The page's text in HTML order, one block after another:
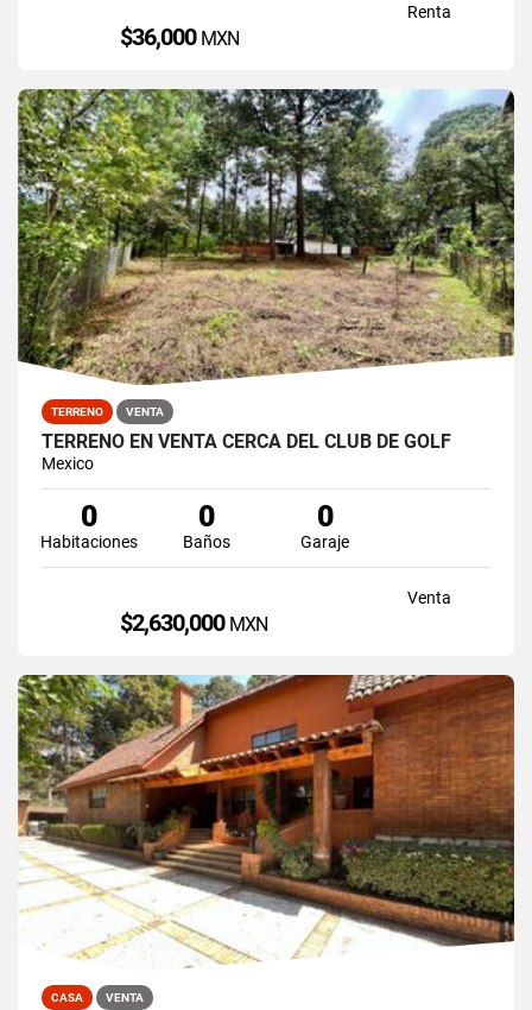
Renta
$36,000 MXN
TERRENO VENTA
TERRENO EN VENTA CERCA DEL CLUB DE GOLF
Mexico
0
Habitaciones
0
Baños
0
Garaje
Venta
$2,630,000 MXN
CASA VENTA